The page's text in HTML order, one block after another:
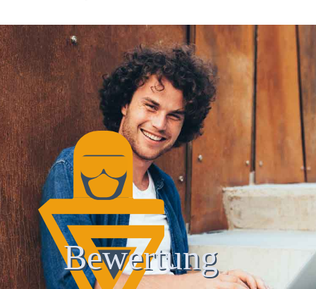
Bewertung